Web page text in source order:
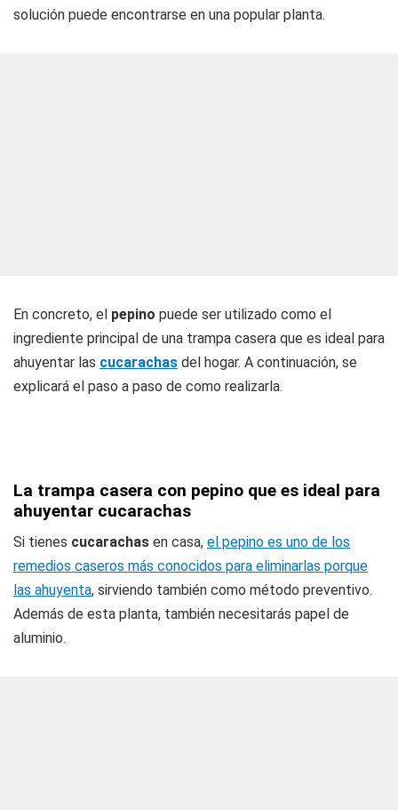
solución puede encontrarse en una popular planta.
En concreto, el pepino puede ser utilizado como el
ingrediente principal de una trampa casera que es ideal para
ahuyentar las cucarachas del hogar. A continuación, se
explicará el paso a paso de como realizarla.
La trampa casera con pepino que es ideal para
ahuyentar cucarachas
Si tienes cucarachas en casa, el pepino es uno de los
remedios caseros más conocidos para eliminarlas porque
las ahuyenta, sirviendo también como método preventivo.
Además de esta planta, también necesitarás papel de
aluminio.